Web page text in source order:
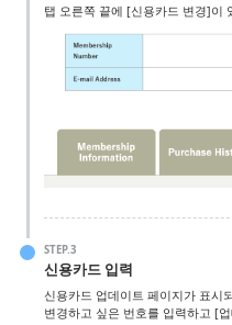
YouTube나 Twitch 방송에 사
학생 할인으로 구매한 라이
탭 오른쪽 끝에 [신용카드 변경]이
STEP.3
신용카드 입력
신용카드 업데이트 페이지가 표시
변경하고 싶은 번호를 입력하고 [